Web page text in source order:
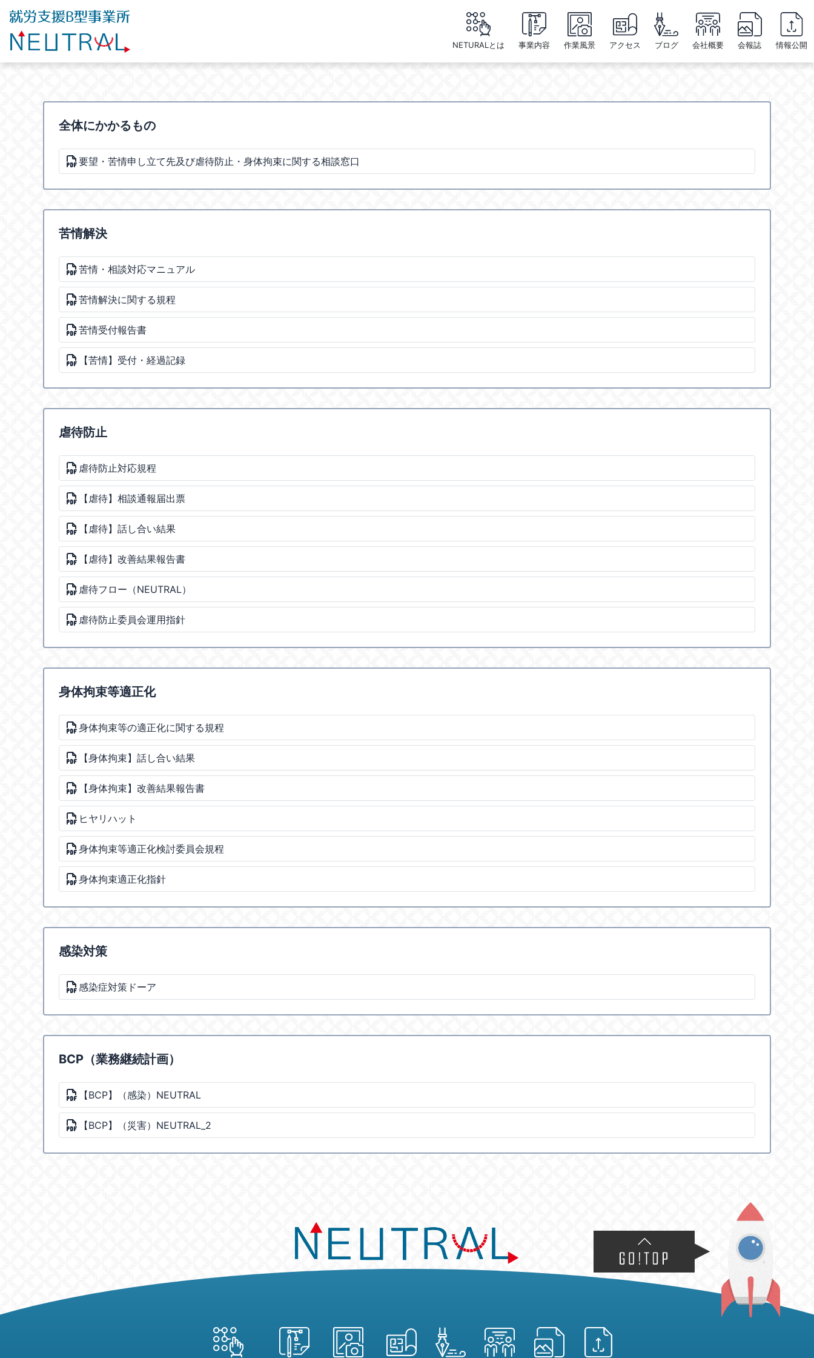
NETURALとは 事業内容 作業風景 アクセス ブログ 会社概要 会報誌 情報公開
全体にかかるもの
要望・苦情申し立て先及び虐待防止・身体拘束に関する相談窓口
苦情解決
苦情・相談対応マニュアル
苦情解決に関する規程
苦情受付報告書
【苦情】受付・経過記録
虐待防止
虐待防止対応規程
【虐待】相談通報届出票
【虐待】話し合い結果
【虐待】改善結果報告書
虐待フロー（NEUTRAL）
虐待防止委員会運用指針
身体拘束等適正化
身体拘束等の適正化に関する規程
【身体拘束】話し合い結果
【身体拘束】改善結果報告書
ヒヤリハット
身体拘束等適正化検討委員会規程
身体拘束適正化指針
感染対策
感染症対策ドーア
BCP（業務継続計画）
【BCP】（感染）NEUTRAL
【BCP】（災害）NEUTRAL_2